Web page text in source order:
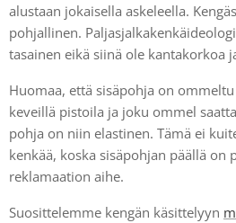
alustaan jokaisella askeleella.
pohjallinen.
tasainen eikä siinä ole kantakorkoa
Huomaa, että sisäpohja on
keveillä pistoila ja joku ommel
pohja on niin elastinen. Tämä ei
kenkää, koska sisäpohjan päällä on
reklamaation aihe.
Suosittelemme kengän käsittelyyn